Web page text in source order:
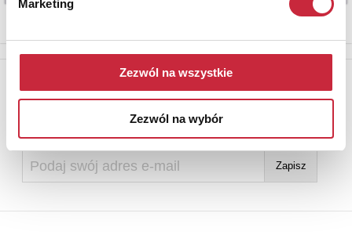
Marketing
Zezwól na wszystkie
Zezwól na wybór
Newsletter
adres e-mail